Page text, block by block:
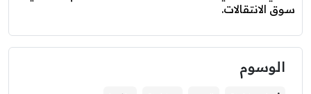
سوق الانتقالات.
الوسوم